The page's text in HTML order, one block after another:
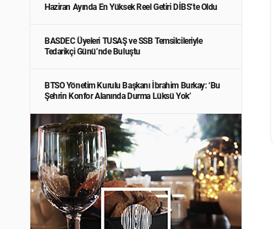
Haziran Ayında En Yüksek Reel Getiri DİBS’te Oldu
BASDEC Üyeleri TUSAŞ ve SSB Temsilcileriyle
Tedarikçi Günü’nde Buluştu
BTSO Yönetim Kurulu Başkanı İbrahim Burkay: ‘Bu
Şehrin Konfor Alanında Durma Lüksü Yok’